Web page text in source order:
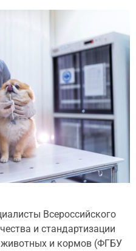
Всероссийского
и стандартизации
животных и кормов (ФГБУ